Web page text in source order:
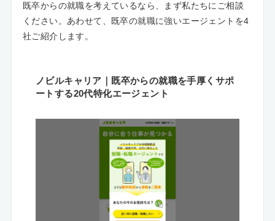
既卒からの就職を考えているなら、まず私たちにご相談
ください。あわせて、既卒の就職に強いエージェントを4
社ご紹介します。
ノビルキャリア｜既卒からの就職を手厚くサポ
ートする20代特化エージェント